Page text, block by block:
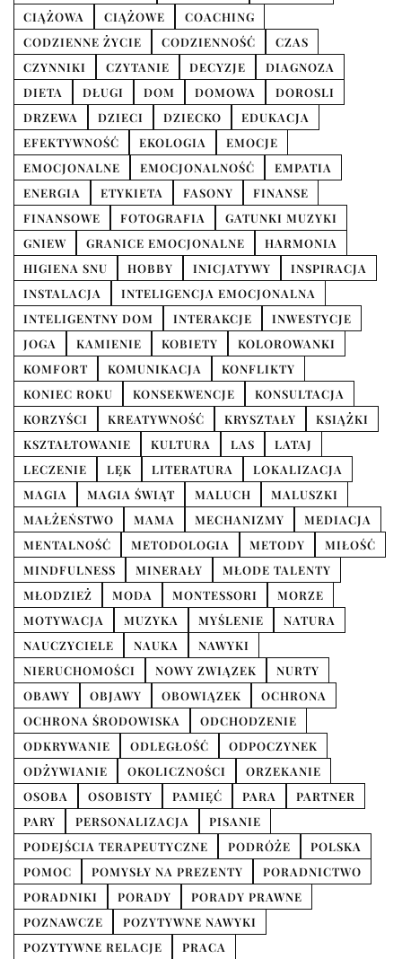
CIĄŻOWA
CIĄŻOWE
COACHING
CODZIENNE ŻYCIE
CODZIENNOŚĆ
CZAS
CZYNNIKI
CZYTANIE DECYZJE
DIAGNOZA
DIETA
DŁUGI DOM DOMOWA
DOROSLI
DRZEWA
DZIECI DZIECKO
EDUKACJA
EFEKTYWNOŚĆ
EKOLOGIA
EMOCJE
EMOCJONALNE
EMOCJONALNOŚĆ
EMPATIA
ENERGIA
ETYKIETA FASONY
FINANSE
FINANSOWE
FOTOGRAFIA
GATUNKI MUZYKI
GNIEW
GRANICE EMOCJONALNE
HARMONIA
HIGIENA SNU
HOBBY INICJATYWY
INSPIRACJA
INSTALACJA
INTELIGENCJA EMOCJONALNA
INTELIGENTNY DOM
INTERAKCJE
INWESTYCJE
JOGA
KAMIENIE KOBIETY
KOLOROWANKI
KOMFORT
KOMUNIKACJA
KONFLIKTY
KONIEC ROKU
KONSEKWENCJE
KONSULTACJA
KORZYŚCI
KREATYWNOŚĆ KRYSZTAŁY
KSIĄŻKI
KSZTAŁTOWANIE
KULTURA LAS
LATAJ
LECZENIE
LĘK LITERATURA
LOKALIZACJA
MAGIA
MAGIA ŚWIĄT MALUCH
MALUSZKI
MAŁŻEŃSTWO
MAMA MECHANIZMY
MEDIACJA
MENTALNOŚĆ
METODOLOGIA METODY
MIŁOŚĆ
MINDFULNESS
MINERAŁY
MŁODE TALENTY
MŁODZIEŻ
MODA MONTESSORI
MORZE
MOTYWACJA
MUZYKA MYŚLENIE
NATURA
NAUCZYCIELE
NAUKA
NAWYKI
NIERUCHOMOŚCI
NOWY ZWIĄZEK
NURTY
OBAWY
OBJAWY OBOWIĄZEK
OCHRONA
OCHRONA ŚRODOWISKA
ODCHODZENIE
ODKRYWANIE
ODLEGŁOŚĆ
ODPOCZYNEK
ODŻYWIANIE
OKOLICZNOŚCI
ORZEKANIE
OSOBA
OSOBISTY PAMIĘĆ PARA
PARTNER
PARY
PERSONALIZACJA
PISANIE
PODEJŚCIA TERAPEUTYCZNE
PODRÓŻE
POLSKA
POMOC
POMYSŁY NA PREZENTY
PORADNICTWO
PORADNIKI
PORADY
PORADY PRAWNE
POZNAWCZE
POZYTYWNE NAWYKI
POZYTYWNE RELACJE
PRACA